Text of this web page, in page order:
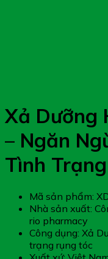
Xả Dưỡng
– Ngăn
Tình
Mã sản phẩm:
Nhà sản xuất:
rio pharmacy
Công dụng: Xả
trạng rụng tóc